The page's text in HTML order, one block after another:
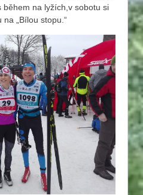
na lyžích,v sobotu si
„Bílou stopu.“